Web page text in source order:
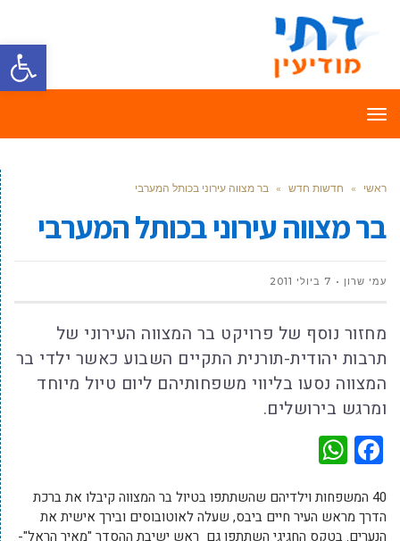
פתח
תפריט
ראשי » חדשות חדש » בר מצווה עירוני בכותל המערבי
בר מצווה עירוני בכותל המערבי
עמי שרון 7 ביולי 2011
מחזור נוסף של פרויקט בר המצווה העירוני של
תרבות יהודית-תורנית התקיים השבוע כאשר ילדי בר
המצווה נסעו בליווי משפחותיהם ליום טיול מיוחד
ומרגש בירושלים.
Facebook
40 המשפחות וילדיהם שהשתתפו בטיול בר המצווה קיבלו את ברכת
הדרך מראש העיר חיים ביבס, שעלה לאוטובוסים ובירך אישית את
הנערים. בטקס החגיגי השתתפו גם ראש ישיבת ההסדר "מאיר הראל"-